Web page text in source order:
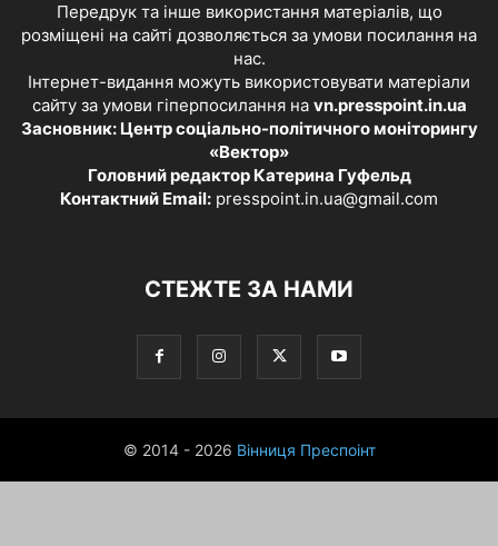
Передрук та інше використання матеріалів, що
розміщені на сайті дозволяється за умови посилання на
нас.
Інтернет-видання можуть використовувати матеріали
сайту за умови гіперпосилання на vn.presspoint.in.ua
Засновник: Центр соціально-політичного моніторингу
«Вектор»
Головний редактор Катерина Гуфельд
Контактний Email: presspoint.in.ua@gmail.com
СТЕЖТЕ ЗА НАМИ
© 2014 - 2026 Вінниця Преспоінт